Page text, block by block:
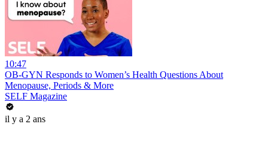
10:47
OB-GYN Responds to Women’s Health Questions About
Menopause, Periods & More
SELF Magazine
il y a 2 ans